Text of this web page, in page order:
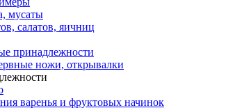
мусаты
салатов, яичниц
принадлежности
ножи, открывалки
варенья и фруктовых начинок